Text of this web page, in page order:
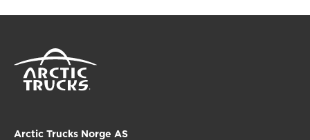
Arctic Trucks Norge AS